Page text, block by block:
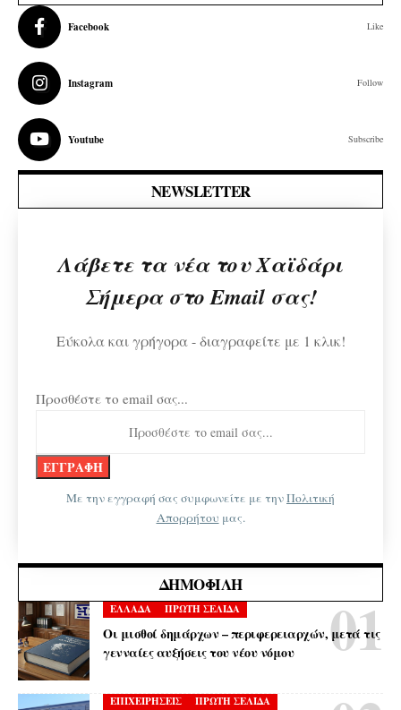
Facebook Like
Instagram Follow
Youtube Subscribe
NEWSLETTER
Λάβετε τα νέα του Χαϊδάρι
Σήμερα στο Email σας!
Εύκολα και γρήγορα - διαγραφείτε με 1 κλικ!
Προσθέστε το email σας...
Με την εγγραφή σας συμφωνείτε με τηνΠολιτική
Απορρήτου μας.
ΔΗΜΟΦΙΛΉ
ΕΛΛΑΔΑ ΠΡΩΤΗ ΣΕΛΙΔΑ
Οι μισθοί δημάρχων – περιφερειαρχών, μετά τις
γενναίες αυξήσεις του νέου νόμου
ΕΠΙΧΕΙΡΗΣΕΙΣ ΠΡΩΤΗ ΣΕΛΙΔΑ